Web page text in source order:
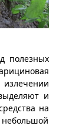
полезных
излечении
и
на
небольшой